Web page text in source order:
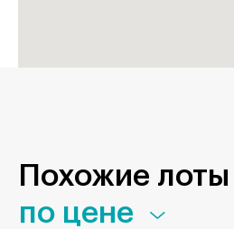
Похожие лоты
по цене